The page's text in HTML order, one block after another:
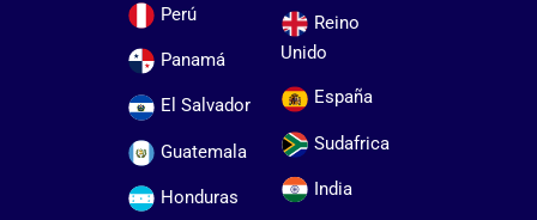
Perú
Panamá
El Salvador
Guatemala
Honduras
Reino
Unido
España
Sudafrica
India